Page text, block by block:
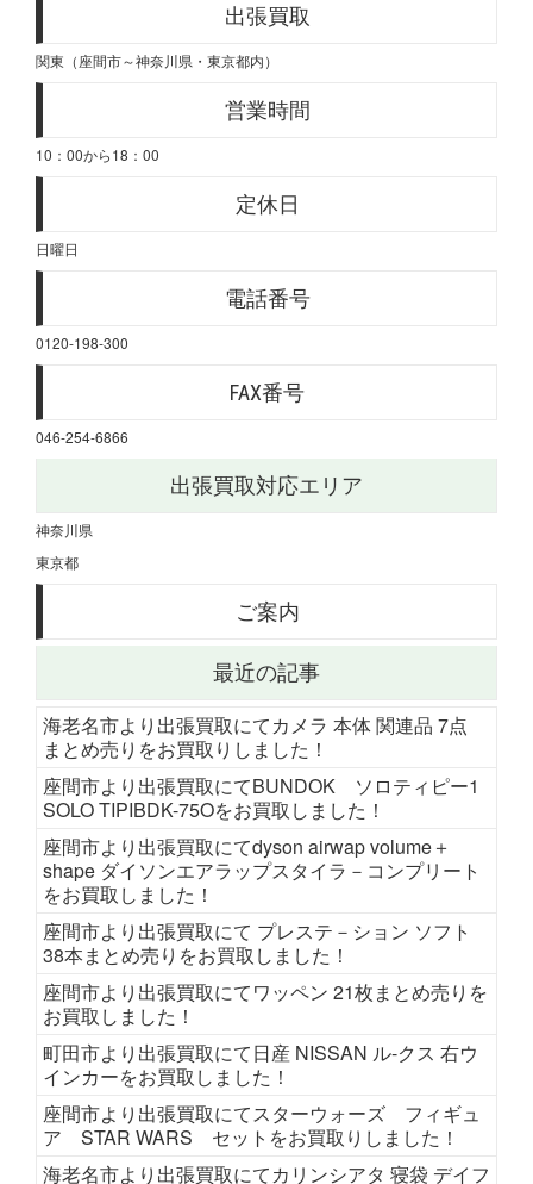
出張買取
関東（座間市～神奈川県・東京都内）
営業時間
10：00から18：00
定休日
日曜日
電話番号
0120-198-300
FAX番号
046-254-6866
出張買取対応エリア
神奈川県
東京都
ご案内
最近の記事
海老名市より出張買取にてカメラ 本体 関連品 7点
まとめ売りをお買取りしました！
座間市より出張買取にてBUNDOK ソロティピー1
SOLO TIPIBDK-75Oをお買取しました！
座間市より出張買取にてdyson airwap volume＋
shape ダイソンエアラップスタイラ－コンプリート
をお買取しました！
座間市より出張買取にて プレステ－ション ソフト
38本まとめ売りをお買取しました！
座間市より出張買取にてワッペン 21枚まとめ売りを
お買取しました！
町田市より出張買取にて日産 NISSAN ル-クス 右ウ
インカーをお買取しました！
座間市より出張買取にてスターウォーズ フィギュ
ア STAR WARS セットをお買取りしました！
海老名市より出張買取にてカリンシアタ 寝袋 デイフ